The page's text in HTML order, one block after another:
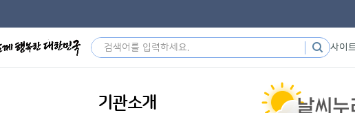
사이
기관소개